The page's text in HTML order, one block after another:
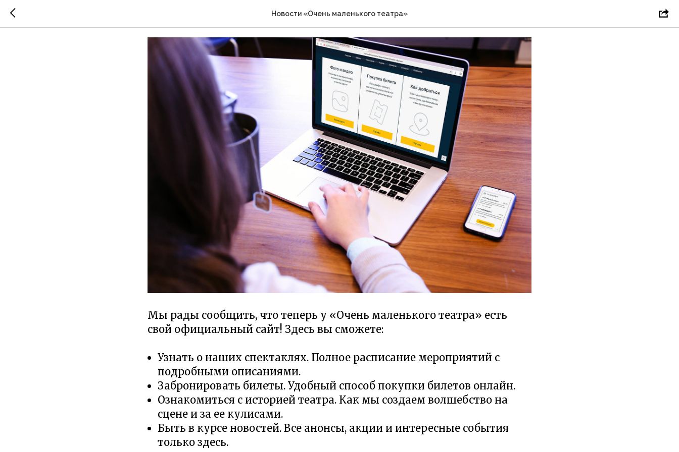
Новости «Очень маленького театра»
Запуск сайта «Очень маленького театра»
Мы рады сообщить, что теперь у «Очень маленького театра» есть
свой официальный сайт! Здесь вы сможете:
Узнать о наших спектаклях. Полное расписание мероприятий с
подробными описаниями.
Забронировать билеты. Удобный способ покупки билетов онлайн.
Ознакомиться с историей театра. Как мы создаем волшебство на
сцене и за ее кулисами.
Быть в курсе новостей. Все анонсы, акции и интересные события
только здесь.